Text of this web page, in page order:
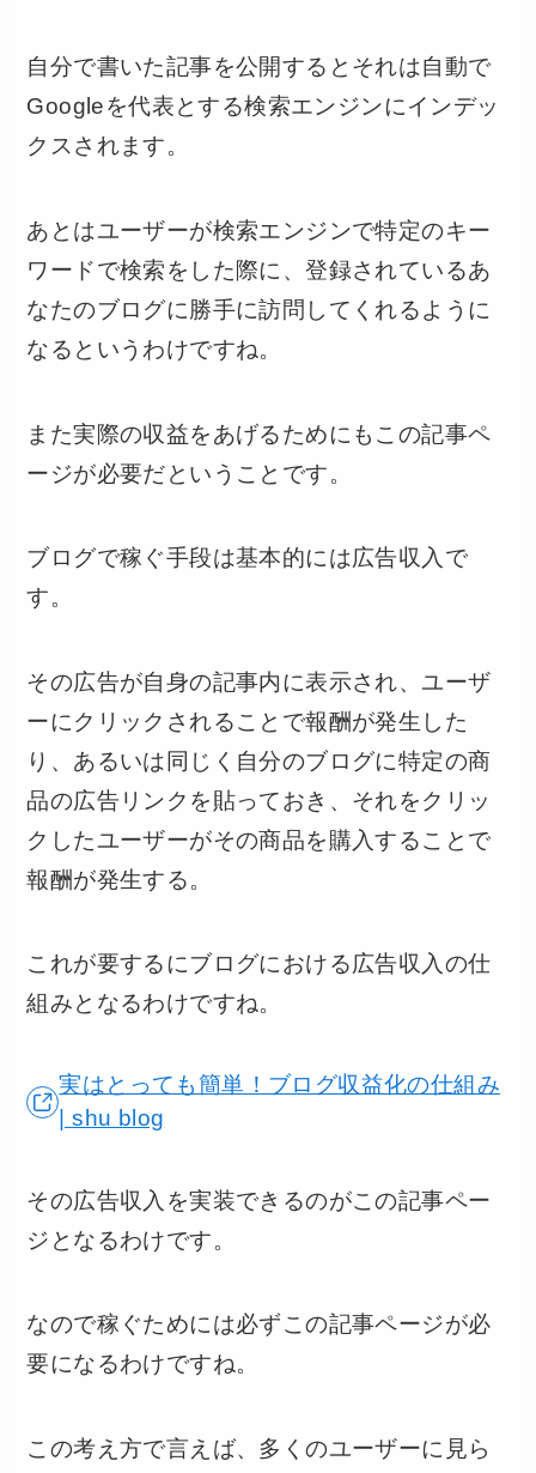
自分で書いた記事を公開するとそれは自動で
Googleを代表とする検索エンジンにインデッ
クスされます。
あとはユーザーが検索エンジンで特定のキー
ワードで検索をした際に、登録されているあ
なたのブログに勝手に訪問してくれるように
なるというわけですね。
また実際の収益をあげるためにもこの記事ペ
ージが必要だということです。
ブログで稼ぐ手段は基本的には広告収入で
す。
その広告が自身の記事内に表示され、ユーザ
ーにクリックされることで報酬が発生した
り、あるいは同じく自分のブログに特定の商
品の広告リンクを貼っておき、それをクリッ
クしたユーザーがその商品を購入することで
報酬が発生する。
これが要するにブログにおける広告収入の仕
組みとなるわけですね。
実はとっても簡単！ブログ収益化の仕組み
| shu blog
その広告収入を実装できるのがこの記事ペー
ジとなるわけです。
なので稼ぐためには必ずこの記事ページが必
要になるわけですね。
この考え方で言えば、多くのユーザーに見ら